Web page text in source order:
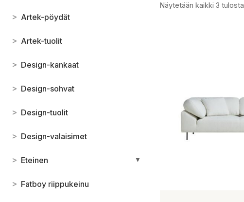
> Artek-pöydät
> Artek-tuolit
> Design-kankaat
> Design-sohvat
> Design-tuolit
> Design-valaisimet
> Eteinen ▼
> Fatboy riippukeinu
Näytetään kaikki 3 tulosta